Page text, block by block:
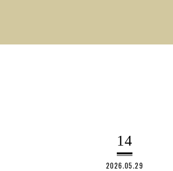
14
2026.05.29